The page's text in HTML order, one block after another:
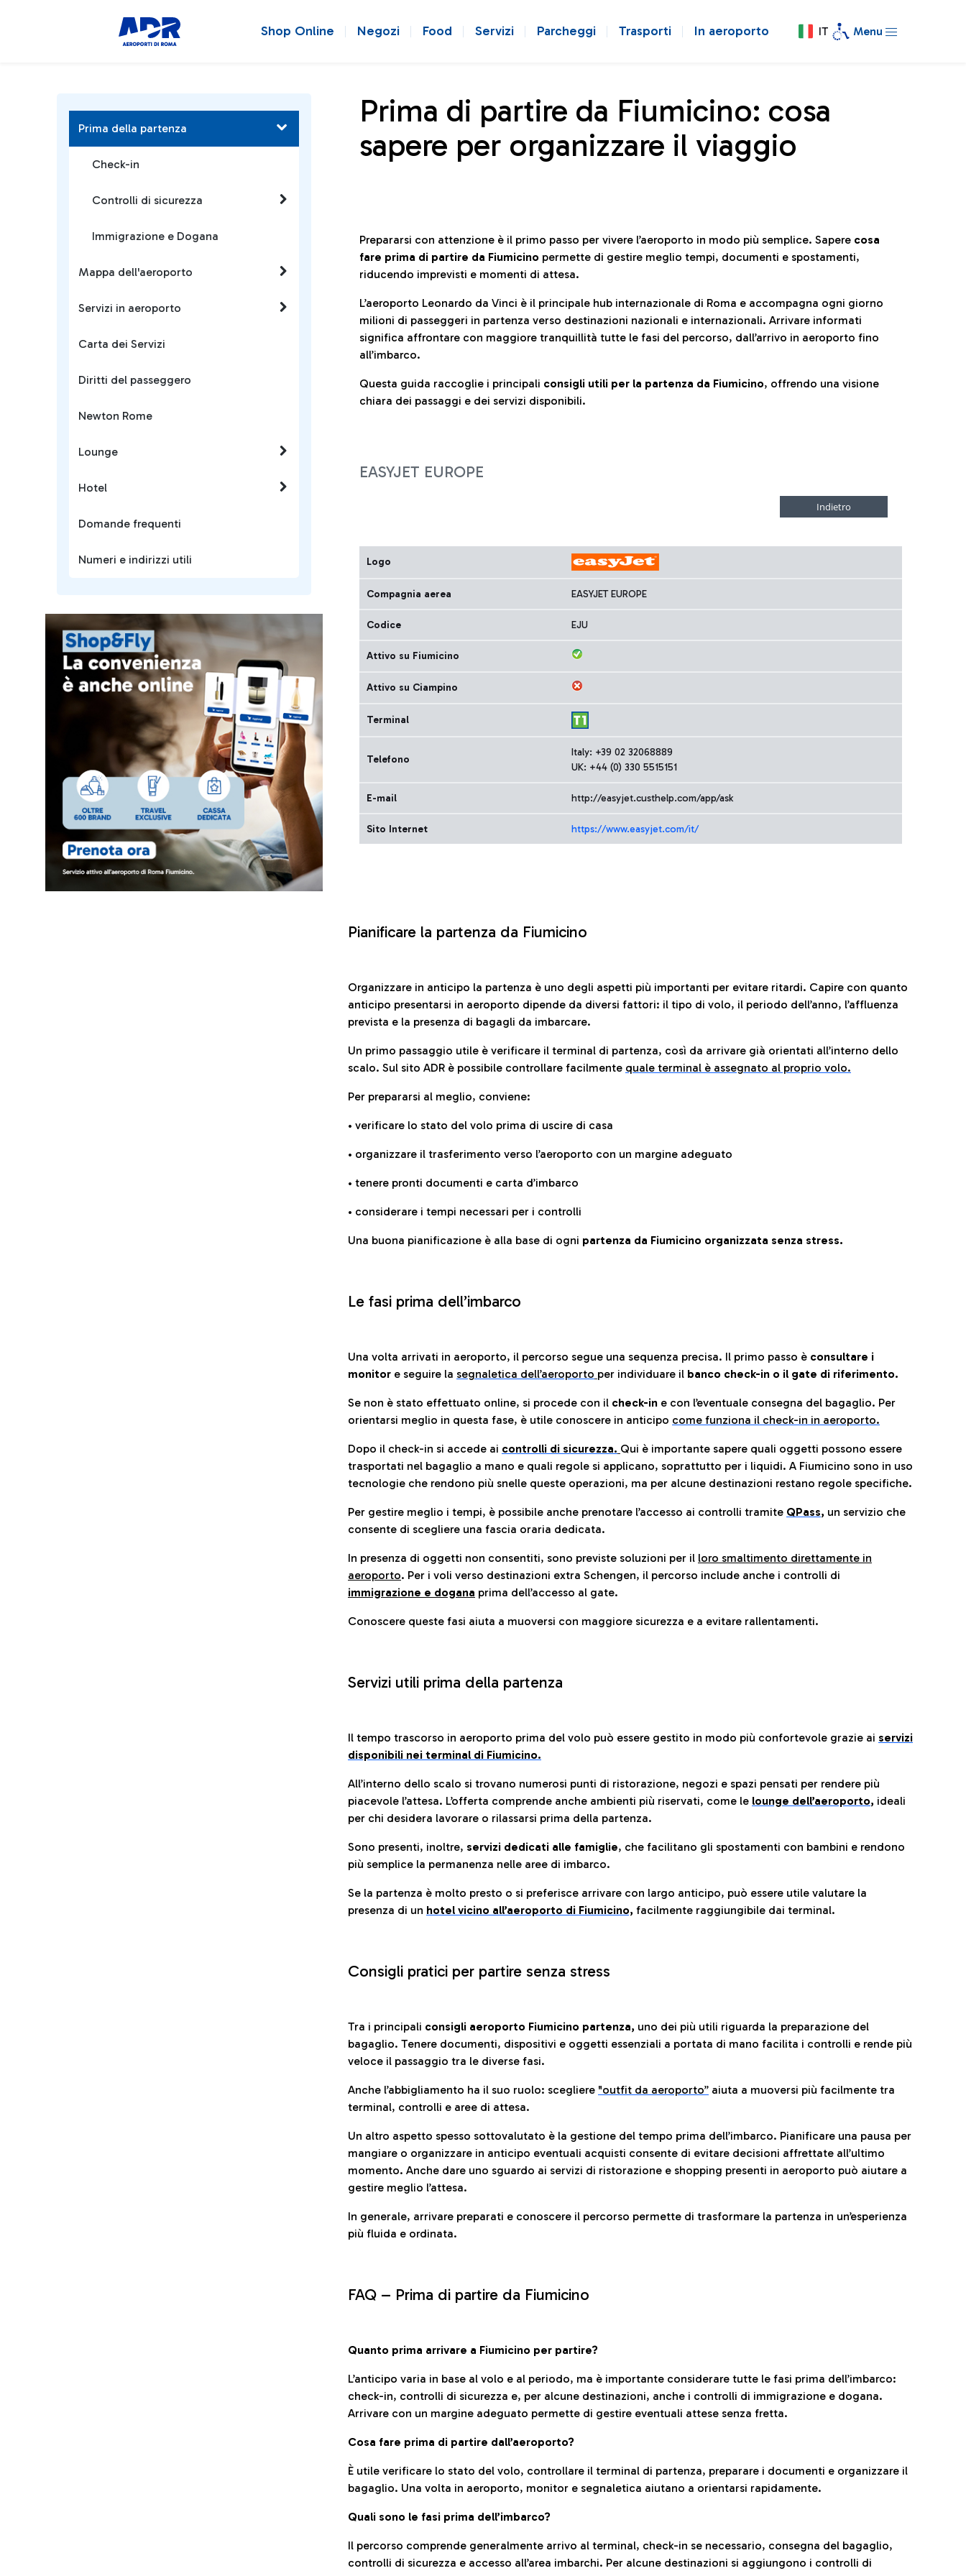
Shop Online Negozi Food Servizi Parcheggi Trasporti In aeroporto IT Menu
Prima di partire da Fiumicino: cosa
sapere per organizzare il viaggio
Prepararsi con attenzione è il primo passo per vivere l’aeroporto in modo più semplice. Sapere cosa
fare prima di partire da Fiumicino permette di gestire meglio tempi, documenti e spostamenti,
riducendo imprevisti e momenti di attesa.
L’aeroporto Leonardo da Vinci è il principale hub internazionale di Roma e accompagna ogni giorno
milioni di passeggeri in partenza verso destinazioni nazionali e internazionali. Arrivare informati
significa affrontare con maggiore tranquillità tutte le fasi del percorso, dall’arrivo in aeroporto fino
all’imbarco.
Questa guida raccoglie i principali consigli utili per la partenza da Fiumicino, offrendo una visione
chiara dei passaggi e dei servizi disponibili.
EASYJET EUROPE
Logo
Compagnia aerea EASYJET EUROPE
Codice EJU
Attivo su Fiumicino
Attivo su Ciampino
Terminal
Telefono
Italy: +39 02 32068889
UK: +44 (0) 330 5515151
E-mail http://easyjet.custhelp.com/app/ask
Sito Internet https://www.easyjet.com/it/
Pianificare la partenza da Fiumicino
Organizzare in anticipo la partenza è uno degli aspetti più importanti per evitare ritardi. Capire con quanto
anticipo presentarsi in aeroporto dipende da diversi fattori: il tipo di volo, il periodo dell’anno, l’affluenza
prevista e la presenza di bagagli da imbarcare.
Un primo passaggio utile è verificare il terminal di partenza, così da arrivare già orientati all’interno dello
scalo. Sul sito ADR è possibile controllare facilmente quale terminal è assegnato al proprio volo.
Per prepararsi al meglio, conviene:
• verificare lo stato del volo prima di uscire di casa
• organizzare il trasferimento verso l’aeroporto con un margine adeguato
• tenere pronti documenti e carta d’imbarco
• considerare i tempi necessari per i controlli
Una buona pianificazione è alla base di ogni partenza da Fiumicino organizzata senza stress.
Le fasi prima dell’imbarco
Una volta arrivati in aeroporto, il percorso segue una sequenza precisa. Il primo passo è consultare i
monitor e seguire la segnaletica dell’aeroporto per individuare il banco check-in o il gate di riferimento.
Se non è stato effettuato online, si procede con il check-in e con l’eventuale consegna del bagaglio. Per
orientarsi meglio in questa fase, è utile conoscere in anticipo come funziona il check-in in aeroporto.
Dopo il check-in si accede ai controlli di sicurezza. Qui è importante sapere quali oggetti possono essere
trasportati nel bagaglio a mano e quali regole si applicano, soprattutto per i liquidi. A Fiumicino sono in uso
tecnologie che rendono più snelle queste operazioni, ma per alcune destinazioni restano regole specifiche.
Per gestire meglio i tempi, è possibile anche prenotare l’accesso ai controlli tramite QPass, un servizio che
consente di scegliere una fascia oraria dedicata.
In presenza di oggetti non consentiti, sono previste soluzioni per il loro smaltimento direttamente in
aeroporto. Per i voli verso destinazioni extra Schengen, il percorso include anche i controlli di
immigrazione e dogana prima dell’accesso al gate.
Conoscere queste fasi aiuta a muoversi con maggiore sicurezza e a evitare rallentamenti.
Servizi utili prima della partenza
Il tempo trascorso in aeroporto prima del volo può essere gestito in modo più confortevole grazie ai servizi
disponibili nei terminal di Fiumicino.
All’interno dello scalo si trovano numerosi punti di ristorazione, negozi e spazi pensati per rendere più
piacevole l’attesa. L’offerta comprende anche ambienti più riservati, come le lounge dell’aeroporto, ideali
per chi desidera lavorare o rilassarsi prima della partenza.
Sono presenti, inoltre, servizi dedicati alle famiglie, che facilitano gli spostamenti con bambini e rendono
più semplice la permanenza nelle aree di imbarco.
Se la partenza è molto presto o si preferisce arrivare con largo anticipo, può essere utile valutare la
presenza di un hotel vicino all’aeroporto di Fiumicino, facilmente raggiungibile dai terminal.
Consigli pratici per partire senza stress
Tra i principali consigli aeroporto Fiumicino partenza, uno dei più utili riguarda la preparazione del
bagaglio. Tenere documenti, dispositivi e oggetti essenziali a portata di mano facilita i controlli e rende più
veloce il passaggio tra le diverse fasi.
Anche l’abbigliamento ha il suo ruolo: scegliere "outfit da aeroporto” aiuta a muoversi più facilmente tra
terminal, controlli e aree di attesa.
Un altro aspetto spesso sottovalutato è la gestione del tempo prima dell’imbarco. Pianificare una pausa per
mangiare o organizzare in anticipo eventuali acquisti consente di evitare decisioni affrettate all’ultimo
momento. Anche dare uno sguardo ai servizi di ristorazione e shopping presenti in aeroporto può aiutare a
gestire meglio l’attesa.
In generale, arrivare preparati e conoscere il percorso permette di trasformare la partenza in un’esperienza
più fluida e ordinata.
FAQ – Prima di partire da Fiumicino
Quanto prima arrivare a Fiumicino per partire?
L’anticipo varia in base al volo e al periodo, ma è importante considerare tutte le fasi prima dell’imbarco:
check-in, controlli di sicurezza e, per alcune destinazioni, anche i controlli di immigrazione e dogana.
Arrivare con un margine adeguato permette di gestire eventuali attese senza fretta.
Cosa fare prima di partire dall’aeroporto?
È utile verificare lo stato del volo, controllare il terminal di partenza, preparare i documenti e organizzare il
bagaglio. Una volta in aeroporto, monitor e segnaletica aiutano a orientarsi rapidamente.
Quali sono le fasi prima dell’imbarco?
Il percorso comprende generalmente arrivo al terminal, check-in se necessario, consegna del bagaglio,
controlli di sicurezza e accesso all’area imbarchi. Per alcune destinazioni si aggiungono i controlli di
Prima della partenza
Check-in
Controlli di sicurezza
Immigrazione e Dogana
Mappa dell'aeroporto
Servizi in aeroporto
Carta dei Servizi
Diritti del passeggero
Newton Rome
Lounge
Hotel
Domande frequenti
Numeri e indirizzi utili